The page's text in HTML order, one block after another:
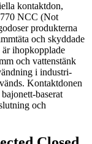
kontaktdon,
770 NCC (Not
produkterna
och skyddade
ihopkopplade
och vattenstänk
i industri-
Kontaktdonen
baserat
och